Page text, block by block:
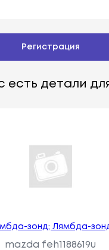
Регистрация
есть детали
зонд; Лямбда-
mazda feh1188619u